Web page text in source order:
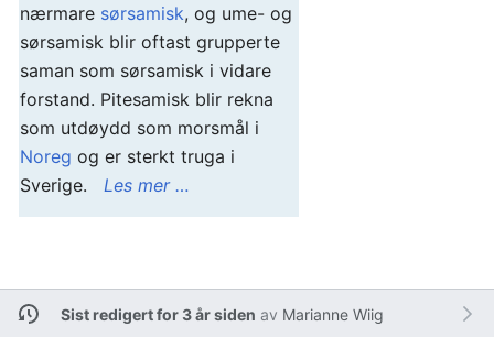
nærmare sørsamisk, og ume- og
sørsamisk blir oftast grupperte
saman som sørsamisk i vidare
forstand. Pitesamisk blir rekna
som utdøydd som morsmål i
Noreg og er sterkt truga i
Sverige. Les mer …
Sist redigert for 3 år siden av Marianne Wiig